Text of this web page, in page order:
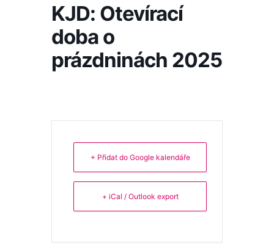
KJD: Otevírací
doba o
prázdninách 2025
+ Přidat do Google kalendáře
+ iCal / Outlook export